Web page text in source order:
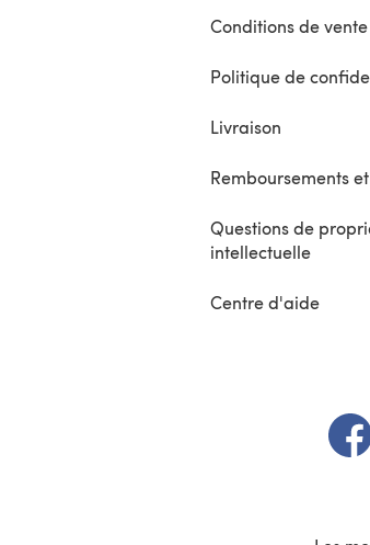
Conditions de vente
Politique de
Livraison
Remboursements
Questions de
intellectuelle
Centre d'aide